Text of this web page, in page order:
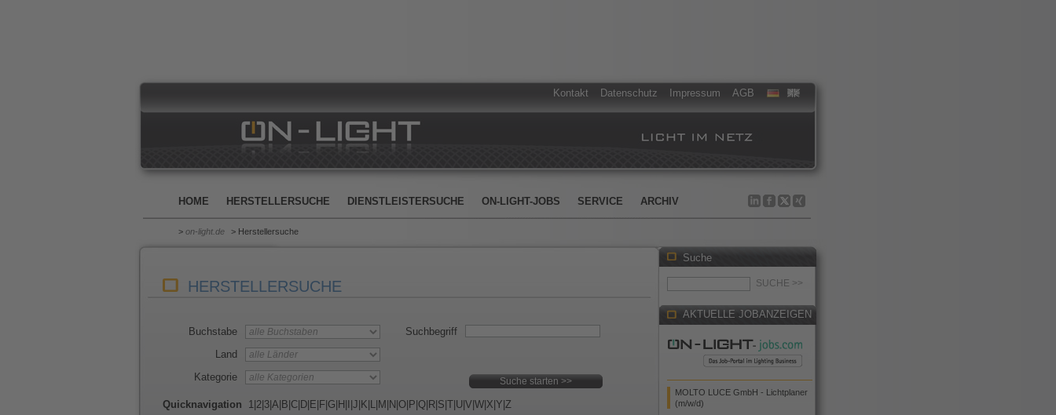
Kontakt Datenschutz Impressum AGB
HOME HERSTELLERSUCHE DIENSTLEISTERSUCHE ON-LIGHT-JOBS SERVICE ARCHIV
> on-light.de > Herstellersuche
HERSTELLERSUCHE
Buchstabe
Land
Kategorie
Suchbegriff
Quicknavigation 1 2 3 A B C D E F G H J K L M N O P Q R S T U V W X Y Z
Suche
AKTUELLE JOBANZEIGEN
MOLTO LUCE GmbH - Lichtplaner
(m/w/d)